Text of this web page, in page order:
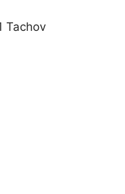
Tachov